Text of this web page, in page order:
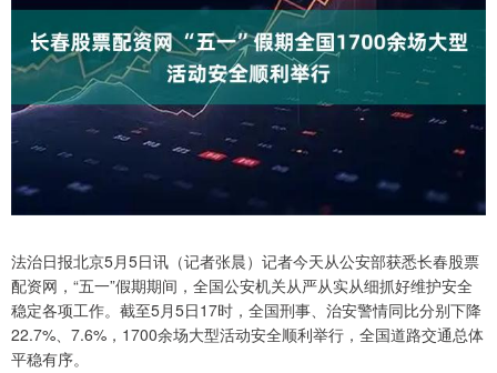
法治日报北京5月5日讯（记者张晨）记者今天从公安部获悉长春股票
配资网，“五一”假期期间，全国公安机关从严从实从细抓好维护安全
稳定各项工作。截至5月5日17时，全国刑事、治安警情同比分别下降
22.7%、7.6%，1700余场大型活动安全顺利举行，全国道路交通总体
平稳有序。